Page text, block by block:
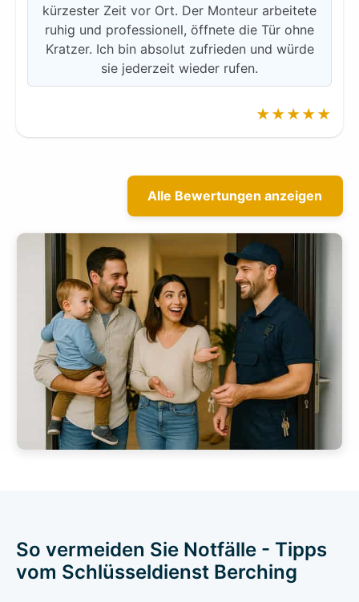
kürzester Zeit vor Ort. Der Monteur arbeitete
ruhig und professionell, öffnete die Tür ohne
Kratzer. Ich bin absolut zufrieden und würde
sie jederzeit wieder rufen.
★★★★★
Alle Bewertungen anzeigen
So vermeiden Sie Notfälle - Tipps
vom Schlüsseldienst Berching